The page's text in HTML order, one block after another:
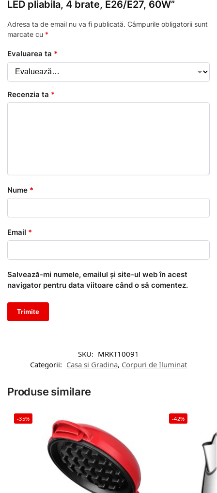
LED pliabila, 4 brate, E26/E27, 60W”
Adresa ta de email nu va fi publicată. Câmpurile obligatorii sunt
marcate cu *
Evaluarea ta *
Recenzia ta *
Nume *
Email *
Salvează-mi numele, emailul și site-ul web în acest
navigator pentru data viitoare când o să comentez.
SKU: MRKT10091
Categorii: Casa si Gradina, Corpuri de Iluminat
Produse similare
-35% -42%